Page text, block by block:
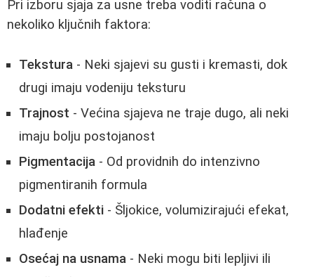
Pri izboru sjaja za usne treba voditi računa o
nekoliko ključnih faktora:
Tekstura - Neki sjajevi su gusti i kremasti, dok
drugi imaju vodeniju teksturu
Trajnost - Većina sjajeva ne traje dugo, ali neki
imaju bolju postojanost
Pigmentacija - Od providnih do intenzivno
pigmentiranih formula
Dodatni efekti - Šljokice, volumizirajući efekat,
hlađenje
Osećaj na usnama - Neki mogu biti lepljivi ili